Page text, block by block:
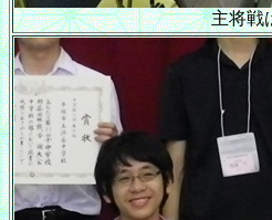
主将戦